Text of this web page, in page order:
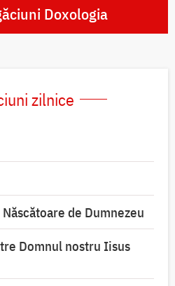
Doxologia
zilnice
de Dumnezeu
Domnul nostru Iisus